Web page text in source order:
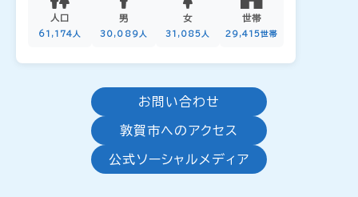
人口
61,174人
男
30,089人
女
31,085人
世帯
29,415世帯
お問い合わせ
敦賀市へのアクセス
公式ソーシャルメディア